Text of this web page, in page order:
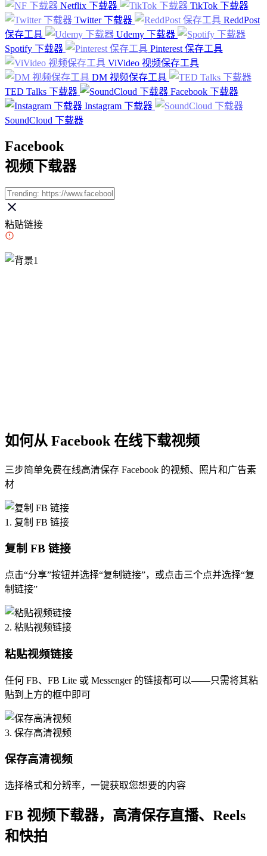
Netflix 下载器
TikTok 下载器
Twitter 下载器
ReddPost
保存工具
Udemy 下载器
Spotify 下载器
Pinterest 保存工具
ViVideo 视频保存工具
DM 视频保存工具
TED Talks 下载器
Facebook 下载器
Instagram 下载器
SoundCloud 下载器
Facebook
视频下载器
粘贴链接
如何从 Facebook 在线下载视频
三步简单免费在线高清保存 Facebook 的视频、照片和广告素
材
1. 复制 FB 链接
复制 FB 链接
点击“分享”按钮并选择“复制链接”，或点击三个点并选择“复
制链接”
2. 粘贴视频链接
粘贴视频链接
任何 FB、FB Lite 或 Messenger 的链接都可以——只需将其粘
贴到上方的框中即可
3. 保存高清视频
保存高清视频
选择格式和分辨率，一键获取您想要的内容
FB 视频下载器，高清保存直播、Reels
和快拍